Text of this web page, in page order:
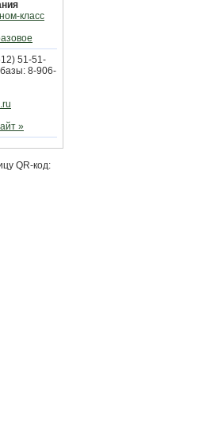
класс
51-51-
8-906-
»
QR-код: